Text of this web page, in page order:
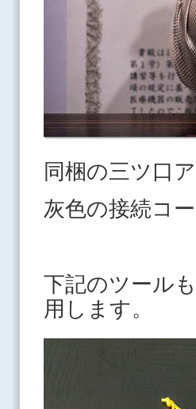
同梱の三ツ口
灰色の接続コ
下記のツール
用します。